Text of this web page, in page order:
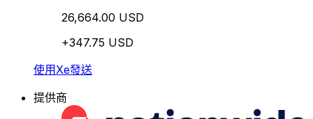
26,664.00 USD
+347.75 USD
使用Xe發送
提供商